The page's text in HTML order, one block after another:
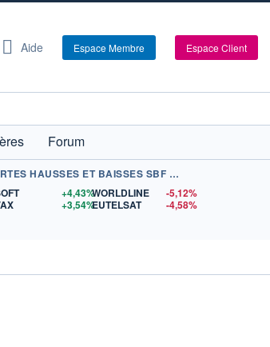
Aide Espace Membre Espace Client
Forum
+ FORTES HAUSSES ET BAISSES SBF 120
+4,43%
+3,54%
WORLDLINE
-5,12%
EUTELSAT
-4,58%